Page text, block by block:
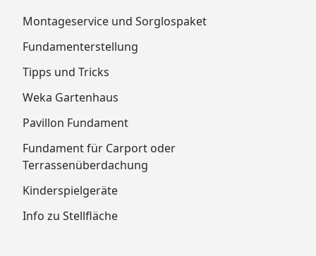
Montageservice und Sorglospaket
Fundamenterstellung
Tipps und Tricks
Weka Gartenhaus
Pavillon Fundament
Fundament für Carport oder
Terrassenüberdachung
Kinderspielgeräte
Info zu Stellfläche